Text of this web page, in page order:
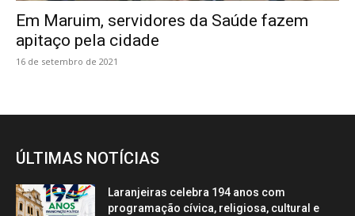
Em Maruim, servidores da Saúde fazem
apitaço pela cidade
16 de setembro de 2021
ÚLTIMAS NOTÍCIAS
Laranjeiras celebra 194 anos com
programação cívica, religiosa, cultural e